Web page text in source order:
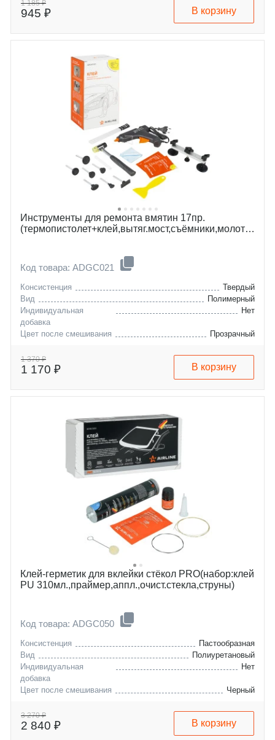
1 185 ₽
945 ₽ В корзину
Инструменты для ремонта вмятин 17пр.
(термопистолет+клей,вытяг.мост,съёмники,молоток,салфетки)
Код товара: ADGC021
Консистенция
Твердый
Вид
Полимерный
Индивидуальная
добавка
Нет
Цвет после смешивания Прозрачный
1 370 ₽
1 170 ₽ В корзину
Клей-герметик для вклейки стёкол PRO(набор:клей
PU 310мл.,праймер,аппл.,очист.cтекла,струны)
Код товара: ADGC050
Консистенция
Пастообразная
Вид
Полиуретановый
Индивидуальная
добавка
Нет
Цвет после смешивания Черный
3 270 ₽
2 840 ₽ В корзину